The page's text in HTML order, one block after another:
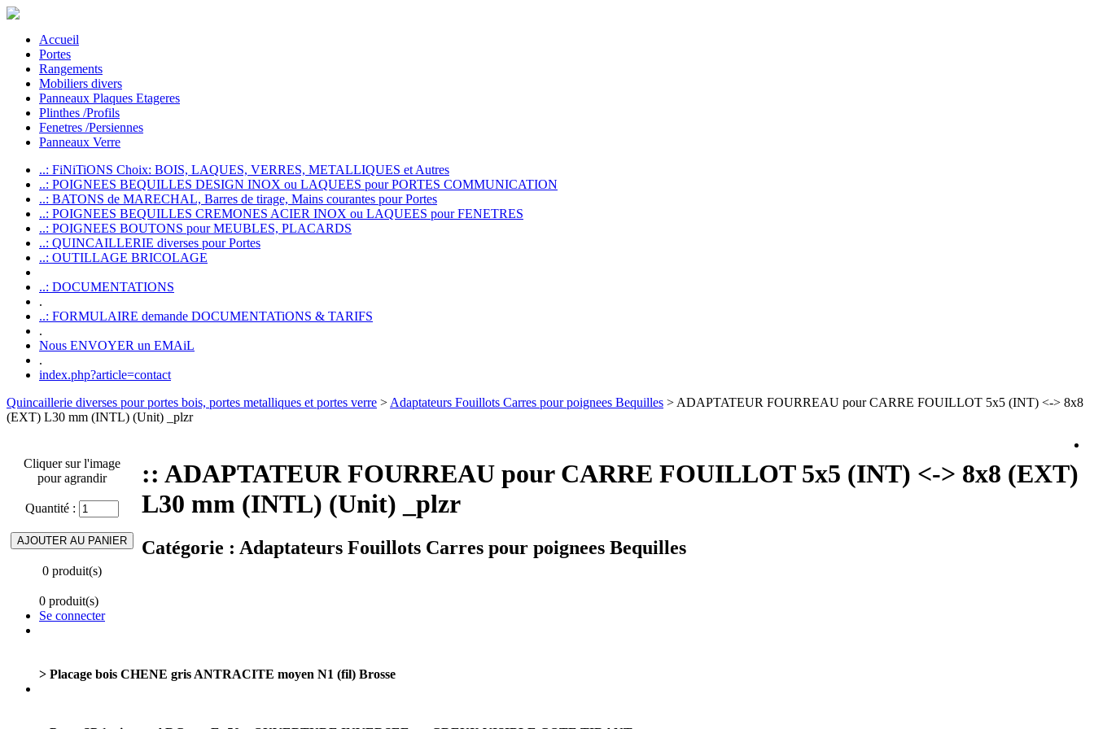
Accueil
Portes
Rangements
Mobiliers divers
Panneaux Plaques Etageres
Plinthes /Profils
Fenetres /Persiennes
Panneaux Verre
..: FiNiTiONS Choix: BOIS, LAQUES, VERRES, METALLIQUES et Autres
..: POIGNEES BEQUILLES DESIGN INOX ou LAQUEES pour PORTES COMMUNICATION
..: BATONS de MARECHAL, Barres de tirage, Mains courantes pour Portes
..: POIGNEES BEQUILLES CREMONES ACIER INOX ou LAQUEES pour FENETRES
..: POIGNEES BOUTONS pour MEUBLES, PLACARDS
..: QUINCAILLERIE diverses pour Portes
..: OUTILLAGE BRICOLAGE
..: DOCUMENTATIONS
.
..: FORMULAIRE demande DOCUMENTATiONS & TARIFS
.
Nous ENVOYER un EMAiL
.
index.php?article=contact
Quincaillerie diverses pour portes bois, portes metalliques et portes verre > Adaptateurs Fouillots Carres pour poignees Bequilles > ADAPTATEUR FOURREAU pour CARRE FOUILLOT 5x5 (INT) <-> 8x8
(EXT) L30 mm (INTL) (Unit) _plzr
Cliquer sur l'image
pour agrandir
Quantité :
0 produit(s)
:: ADAPTATEUR FOURREAU pour CARRE FOUILLOT 5x5 (INT) <-> 8x8 (EXT)
L30 mm (INTL) (Unit) _plzr
Catégorie : Adaptateurs Fouillots Carres pour poignees Bequilles
0 produit(s)
Se connecter
> Placage bois CHENE gris ANTRACITE moyen N1 (fil) Brosse